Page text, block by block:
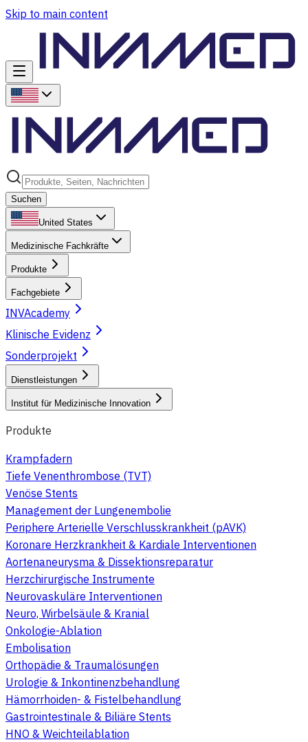
Skip to main content
Suchen
United States
Medizinische Fachkräfte
Produkte
Fachgebiete
INVAcademy
Klinische Evidenz
Sonderprojekt
Dienstleistungen
Institut für Medizinische Innovation
Produkte
Krampfadern
Tiefe Venenthrombose (TVT)
Venöse Stents
Management der Lungenembolie
Periphere Arterielle Verschlusskrankheit (pAVK)
Koronare Herzkrankheit & Kardiale Interventionen
Aortenaneurysma & Dissektionsreparatur
Herzchirurgische Instrumente
Neurovaskuläre Interventionen
Neuro, Wirbelsäule & Kranial
Onkologie-Ablation
Embolisation
Orthopädie & Traumalösungen
Urologie & Inkontinenzbehandlung
Hämorrhoiden- & Fistelbehandlung
Gastrointestinale & Biliäre Stents
HNO & Weichteilablation